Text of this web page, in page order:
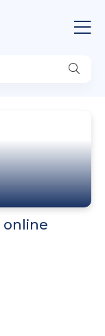
online